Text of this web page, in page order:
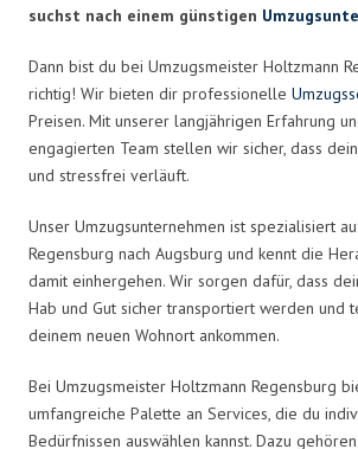
suchst nach einem günstigen
Dann bist du bei Umzugsmeister Holtzmann
richtig! Wir bieten dir professionelle
Preisen. Mit unserer langjährigen Erfahrung
engagierten Team stellen wir sicher, dass
und stressfrei verläuft.
Unser Umzugsunternehmen ist spezialisiert
Regensburg nach Augsburg und kennt die
damit einhergehen. Wir sorgen dafür, dass
Hab und Gut sicher transportiert werden und
deinem neuen Wohnort ankommen.
Bei Umzugsmeister Holtzmann Regensburg
umfangreiche Palette an Services, die du
Bedürfnissen auswählen kannst. Dazu